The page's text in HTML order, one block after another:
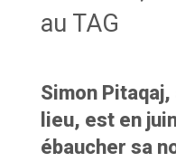
au TAG
Simon
lieu, est en
ébaucher sa